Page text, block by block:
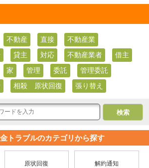
不動産 直接
不動産業
貸主 対応 不動産業者
借主
家 管理 委託
管理委託
相殺 原状回復 張り替え
トラブルのカテゴリから探す
原状回復 解約通知